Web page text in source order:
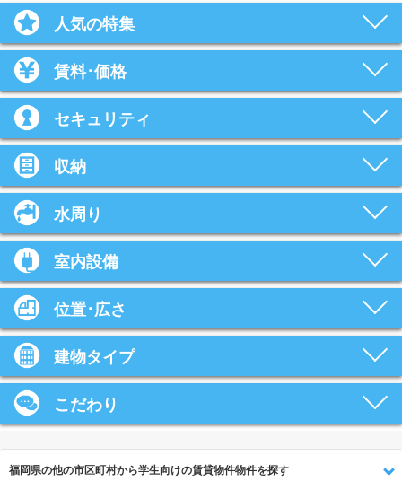
人気の特集
賃料･価格
セキュリティ
収納
水周り
室内設備
位置･広さ
建物タイプ
こだわり
福岡県の他の市区町村から学生向けの賃貸物件物件を探す